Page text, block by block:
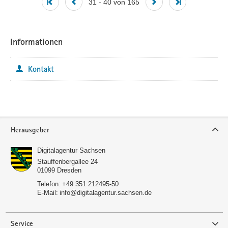
31 - 40 von 165
Informationen
Kontakt
Herausgeber
Digitalagentur Sachsen
Stauffenbergallee 24
01099 Dresden
Telefon: +49 351 212495-50
E-Mail: info@digitalagentur.sachsen.de
Service